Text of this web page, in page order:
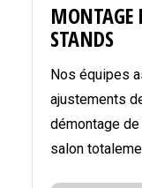
MONTAGE
STANDS
Nos équipes
ajustements
démontage
salon